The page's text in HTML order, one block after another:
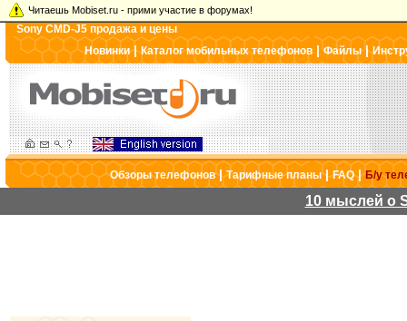
Читаешь Mobiset.ru - прими участие в форумах!
Sony CMD-J5 продажа и цены
Новинки|Каталог мобильных телефонов |Файлы|
Обзоры телефонов|Тарифные планы|FAQ|Б/у
10 мыслей о